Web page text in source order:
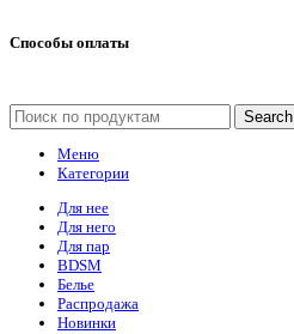
Способы оплаты
Search
Меню
Категории
Для нее
Для него
Для пар
BDSM
Белье
Распродажа
Новинки